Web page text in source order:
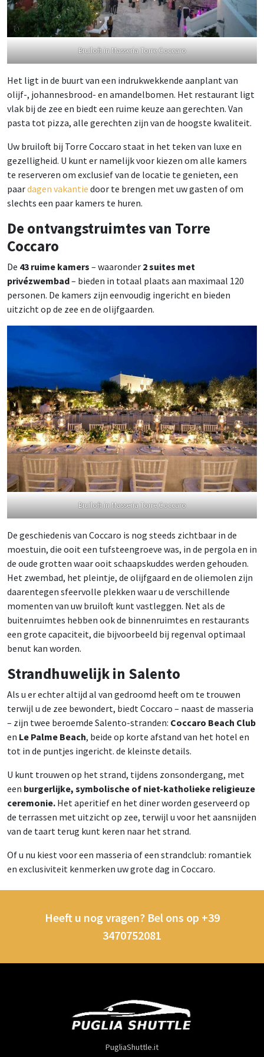
Bruiloft in Masseria Torre Coccaro
Het ligt in de buurt van een indrukwekkende aanplant van
olijf-, johannesbrood- en amandelbomen. Het restaurant ligt
vlak bij de zee en biedt een ruime keuze aan gerechten. Van
pasta tot pizza, alle gerechten zijn van de hoogste kwaliteit.
Uw bruiloft bij Torre Coccaro staat in het teken van luxe en
gezelligheid. U kunt er namelijk voor kiezen om alle kamers
te reserveren om exclusief van de locatie te genieten, een
paardagen vakantie door te brengen met uw gasten of om
slechts een paar kamers te huren.
De ontvangstruimtes van Torre
Coccaro
De 43 ruime kamers – waaronder 2 suites met
privézwembad– bieden in totaal plaats aan maximaal 120
personen. De kamers zijn eenvoudig ingericht en bieden
uitzicht op de zee en de olijfgaarden.
Bruiloft in Masseria Torre Coccaro
De geschiedenis van Coccaro is nog steeds zichtbaar in de
moestuin, die ooit een tufsteengroeve was, in de pergola en in
de oude grotten waar ooit schaapskuddes werden gehouden.
Het zwembad, het pleintje, de olijfgaard en de oliemolen zijn
daarentegen sfeervolle plekken waar u de verschillende
momenten van uw bruiloft kunt vastleggen. Net als de
buitenruimtes hebben ook de binnenruimtes en restaurants
een grote capaciteit, die bijvoorbeeld bij regenval optimaal
benut kan worden.
Strandhuwelijk in Salento
Als u er echter altijd al van gedroomd heeft om te trouwen
terwijl u de zee bewondert, biedt Coccaro – naast de masseria
– zijn twee beroemde Salento-stranden: Coccaro Beach Club
en Le Palme Beach, beide op korte afstand van het hotel en
tot in de puntjes ingericht. de kleinste details.
U kunt trouwen op het strand, tijdens zonsondergang, met
een burgerlijke, symbolische of niet-katholieke religieuze
ceremonie. Het aperitief en het diner worden geserveerd op
de terrassen met uitzicht op zee, terwijl u voor het aansnijden
van de taart terug kunt keren naar het strand.
Of u nu kiest voor een masseria of een strandclub: romantiek
en exclusiviteit kenmerken uw grote dag in Coccaro.
Heeft u nog vragen? Bel ons op +39
3470752081
PugliaShuttle.it